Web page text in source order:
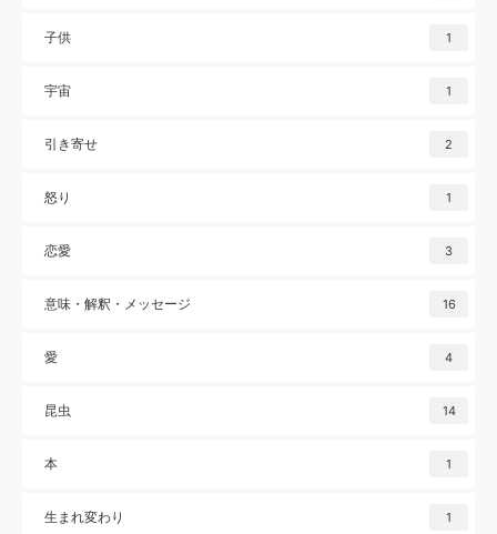
子供 1
宇宙 1
引き寄せ 2
怒り 1
恋愛 3
意味・解釈・メッセージ 16
愛 4
昆虫 14
本 1
生まれ変わり 1